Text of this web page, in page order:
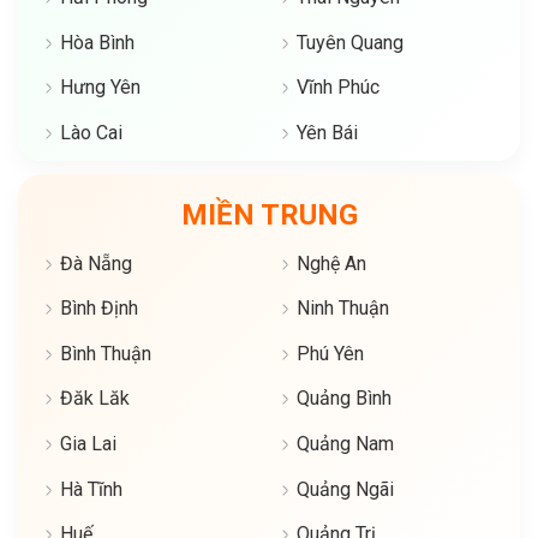
Hòa Bình
Hưng Yên
Lào Cai
Tuyên Quang
Vĩnh Phúc
Yên Bái
MIỀN TRUNG
Đà Nẵng
Bình Định
Bình Thuận
Đăk Lăk
Gia Lai
Hà Tĩnh
Nghệ An
Ninh Thuận
Phú Yên
Quảng Bình
Quảng Nam
Quảng Ngãi